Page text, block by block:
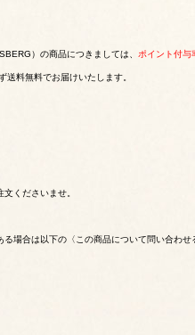
）の商品につきましては、 ポイント付与
料無料でお届けいたします。
くださいませ。
合は以下の〈この商品について問い合わせ